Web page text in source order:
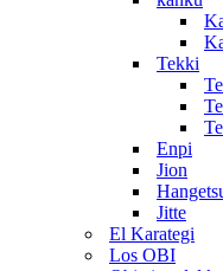
Tekki
Enpi
Jion
Jitte
El Karategi
Los OBI